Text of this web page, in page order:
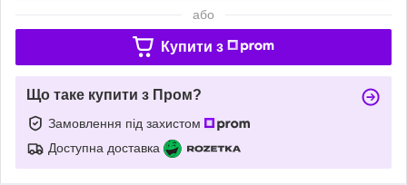
або
Купити з
Що таке купити з Пром?
Замовлення під захистом
Доступна доставка